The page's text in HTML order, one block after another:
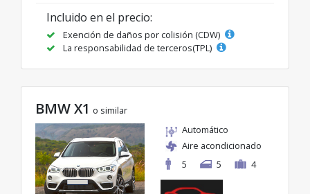
Incluido en el precio:
Exención de daños por colisión (CDW)
La responsabilidad de terceros(TPL)
BMW X1 o similar
Automático
Aire acondicionado
5
5 4